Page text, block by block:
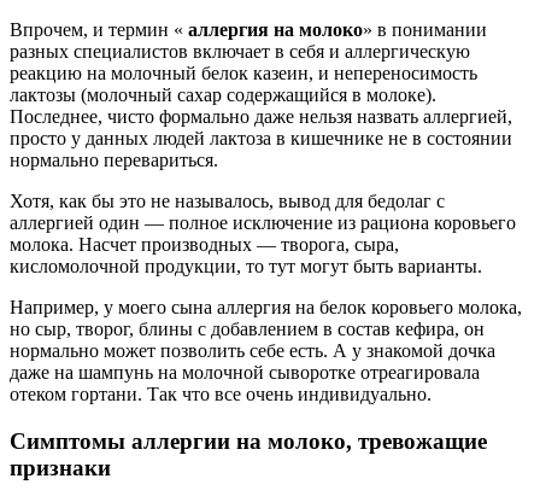
Впрочем, и термин « аллергия на молоко» в понимании
разных специалистов включает в себя и аллергическую
реакцию на молочный белок казеин, и непереносимость
лактозы (молочный сахар содержащийся в молоке).
Последнее, чисто формально даже нельзя назвать аллергией,
просто у данных людей лактоза в кишечнике не в состоянии
нормально перевариться.
Хотя, как бы это не называлось, вывод для бедолаг с
аллергией один — полное исключение из рациона коровьего
молока. Насчет производных — творога, сыра,
кисломолочной продукции, то тут могут быть варианты.
Например, у моего сына аллергия на белок коровьего молока,
но сыр, творог, блины с добавлением в состав кефира, он
нормально может позволить себе есть. А у знакомой дочка
даже на шампунь на молочной сыворотке отреагировала
отеком гортани. Так что все очень индивидуально.
Симптомы аллергии на молоко, тревожащие
признаки